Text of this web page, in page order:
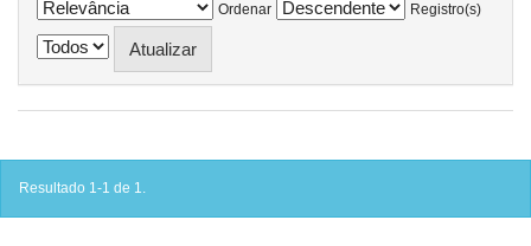
Ordenar
Registro(s)
Resultado 1-1 de 1.